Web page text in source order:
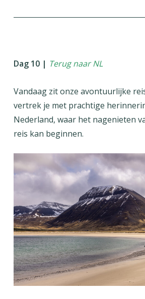
Dag 10 | Terug naar NL
Vandaag zit onze avontuurlijke
vertrek je met prachtige
Nederland, waar het nagenieten
reis kan beginnen.